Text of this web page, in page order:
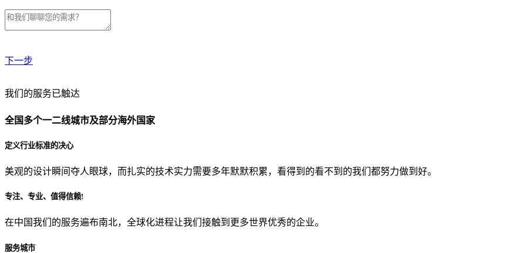
下一步
贵公司预算范围是？
贵公司的团队规模是？
从哪里了解到我们？
我们的服务已触达
全国多个一二线城市及部分海外国家
定义行业标准的决心
美观的设计瞬间夺人眼球，而扎实的技术实力需要多年默默积累，看得到的看不到的我们都努力做到好。
专注、专业、值得信赖!
在中国我们的服务遍布南北，全球化进程让我们接触到更多世界优秀的企业。
服务城市